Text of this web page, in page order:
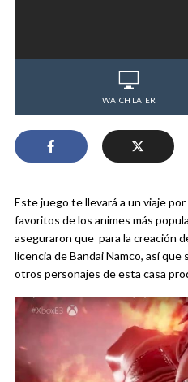
WATCH LATER
Este juego te llevará a un viaje
favoritos de los animes más
aseguraron que para la creación
licencia de Bandai Namco, así
otros personajes de esta casa